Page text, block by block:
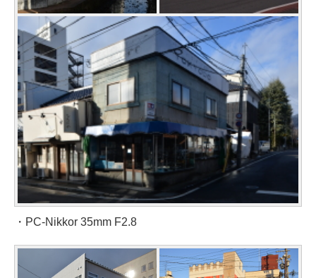
・PC-Nikkor 35mm F2.8